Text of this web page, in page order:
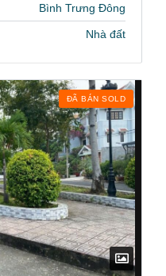
Bình Trưng Đông
Nhà đất
ĐÃ BÁN SOLD